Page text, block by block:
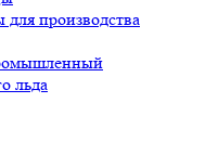
производства
льда